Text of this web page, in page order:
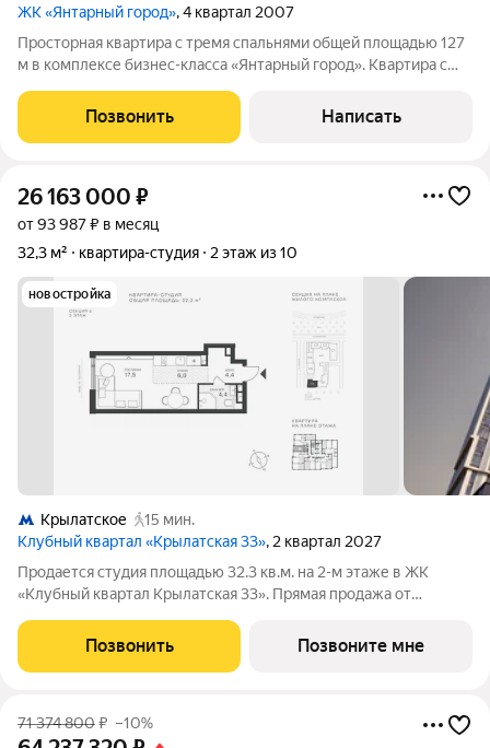
ЖК «Янтарный город», 4 квартал 2007
Просторная квартира с тремя спальнями общей площадью 127
м в комплексе бизнес-класса «Янтарный город». Квартира с
открываются прямые виды на водные глади Строгинской
поймы. Интерьер оформлен в
Позвонить Написать
26 163 000 ₽
от 93 987 ₽ в месяц
32,3 м²
квартира-студия 2 этаж из 10
новостройка
Крылатское
15 мин.
Клубный квартал «Крылатская 33», 2 квартал 2027
Продается студия площадью 32.3 кв.м. на 2-м этаже в ЖК
«Клубный квартал Крылатская 33». Прямая продажа от
западе Москвы от специализированного застройщика
«Сияние». Комплекс расположен всего в 15
Позвонить Позвоните мне
71 374 800₽ –10%